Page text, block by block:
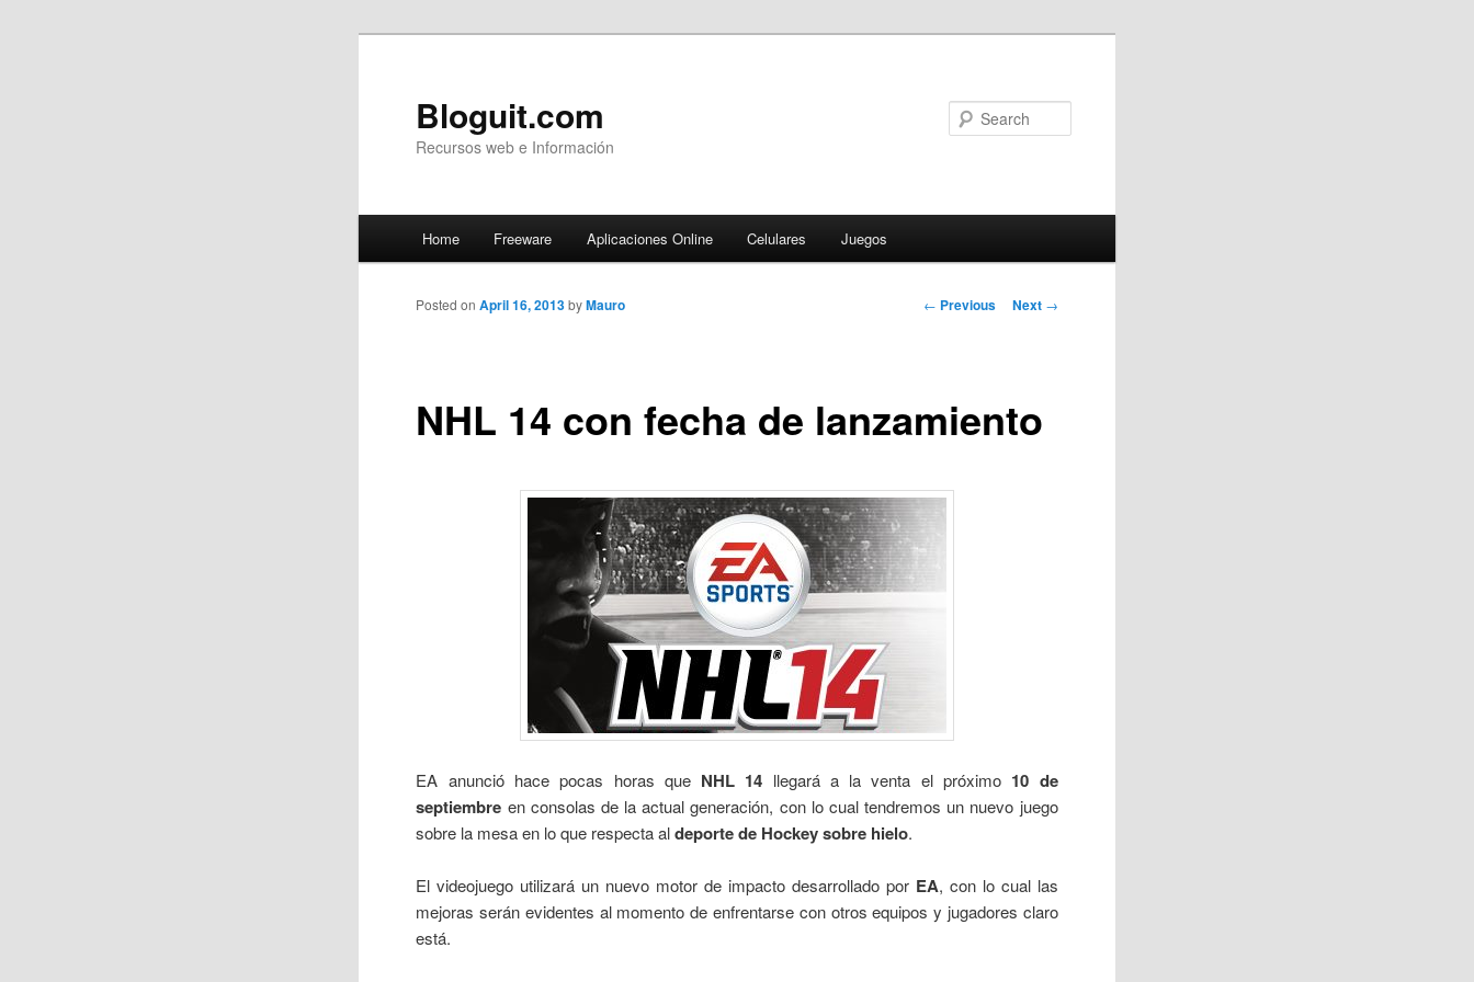
Bloguit.com
Recursos web e Información
Skip
to
content
Home Freeware Aplicaciones Online Celulares Juegos
Post
← Previous Next →
NHL 14 con fecha de lanzamiento
Posted onApril 16, 2013 byMauro
EA anunció hace pocas horas que NHL 14 llegará a la venta el próximo 10 de
septiembre en consolas de la actual generación, con lo cual tendremos un nuevo juego
sobre la mesa en lo que respecta aldeporte de Hockey sobre hielo.
El videojuego utilizará un nuevo motor de impacto desarrollado por EA, con lo cual las
mejoras serán evidentes al momento de enfrentarse con otros equipos y jugadores claro
está.